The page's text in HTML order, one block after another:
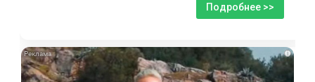
Подробнее >>
i